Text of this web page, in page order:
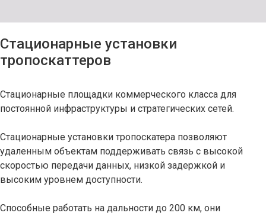
Стационарные установки
тропоскаттеров
Стационарные площадки коммерческого класса для
постоянной инфраструктуры и стратегических сетей.
Стационарные установки тропоскатера позволяют
удаленным объектам поддерживать связь с высокой
скоростью передачи данных, низкой задержкой и
высоким уровнем доступности.
Способные работать на дальности до 200 км, они